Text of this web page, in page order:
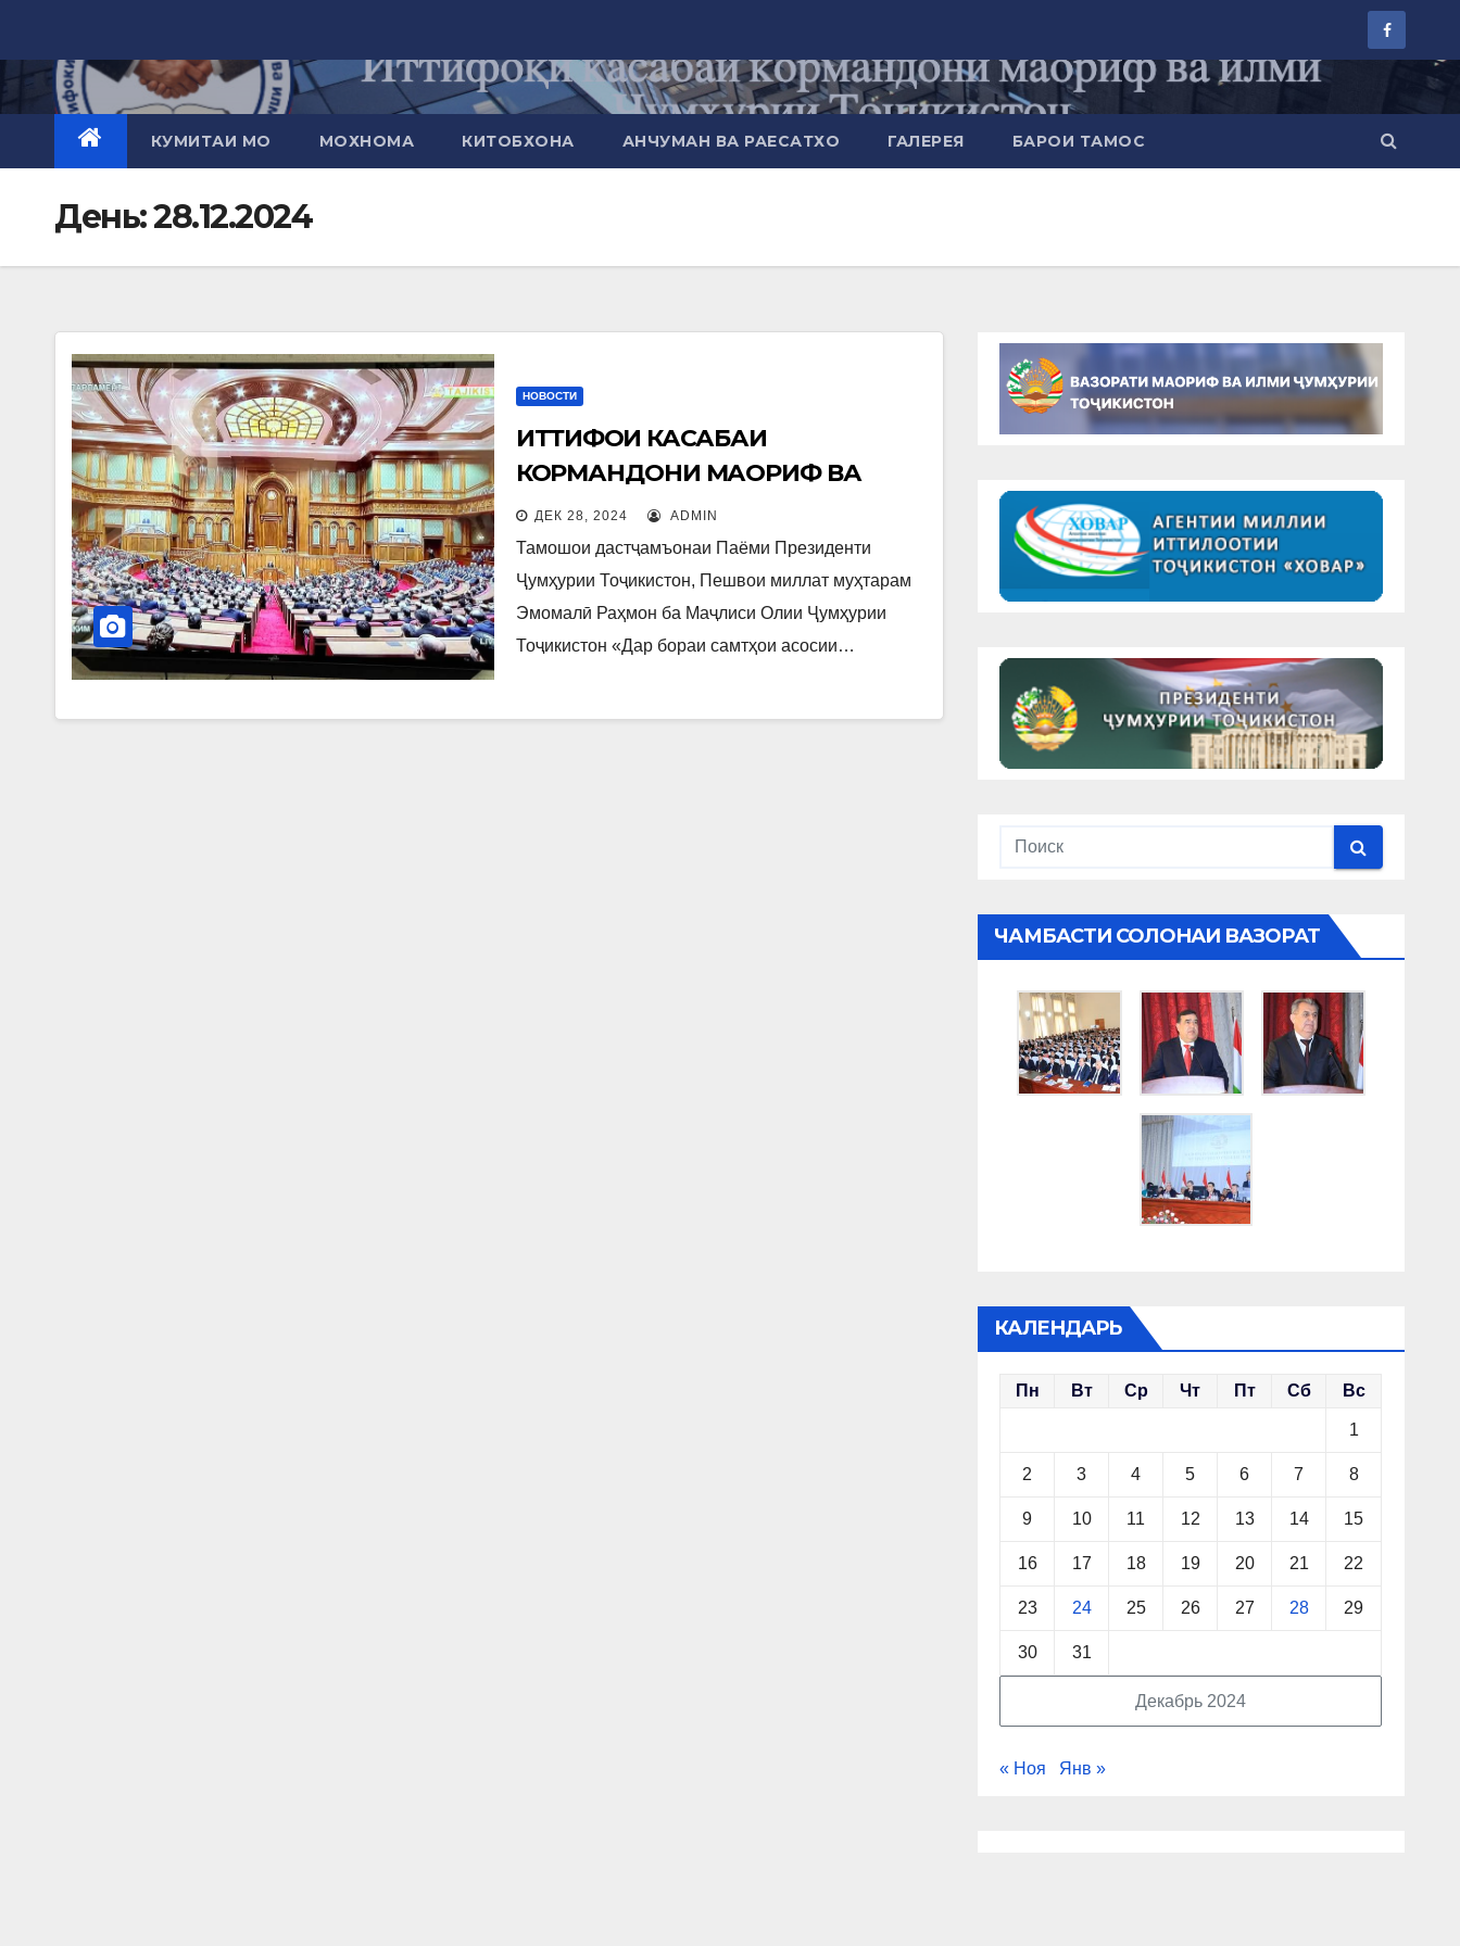
контенту
КУМИТАИ МО МОХНОМА КИТОБХОНА АНЧУМАН ВА РАЕСАТХО ГАЛЕРЕЯ БАРОИ ТАМОС
День:28.12.2024
НОВОСТИ
ИТТИФОҚИ КАСАБАИ
КОРМАНДОНИ МАОРИФ ВА
ИЛМ.
ДЕК 28, 2024 ADMIN
Тамошои дастҷамъонаи Паёми Президенти
Ҷумҳурии Тоҷикистон, Пешвои миллат муҳтарам
Эмомалӣ Раҳмон ба Маҷлиси Олии Ҷумҳурии
Тоҷикистон «Дар бораи самтҳои асосии…
ЧАМБАСТИ СОЛОНАИ ВАЗОРАТ
КАЛЕНДАРЬ
Декабрь 2024
Пн Вт Ср Чт Пт Сб Вс
1
2 3 4 5 6 7 8
9 10 11 12 13 14 15
16 17 18 19 20 21 22
23 24 25 26 27 28 29
30 31
« Ноя Янв »